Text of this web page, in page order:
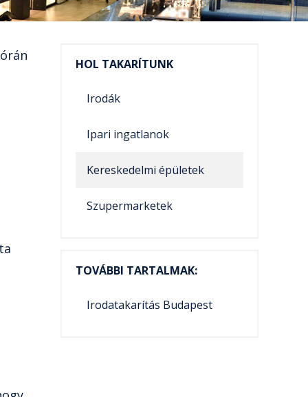
HOL TAKARÍTUNK
Irodák
Ipari ingatlanok
Kereskedelmi épületek
Szupermarketek
TOVÁBBI TARTALMAK:
Irodatakarítás Budapest